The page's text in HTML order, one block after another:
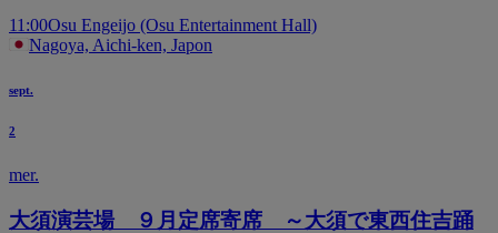
11:00Osu Engeijo (Osu Entertainment Hall)
Nagoya, Aichi-ken, Japon
sept.
2
mer.
大須演芸場 ９月定席寄席 ～大須で東西住吉踊